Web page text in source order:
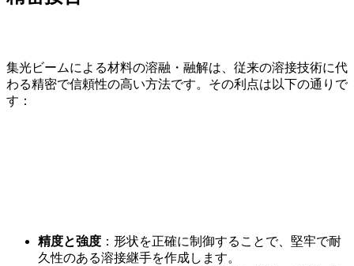
集光ビームによる材料の溶融・融解は、従来の溶接技術に代
わる精密で信頼性の高い方法です。その利点は以下の通りで
す：
精度と強度 ：形状を正確に制御することで、堅牢で耐
久性のある溶接継手を作成します。